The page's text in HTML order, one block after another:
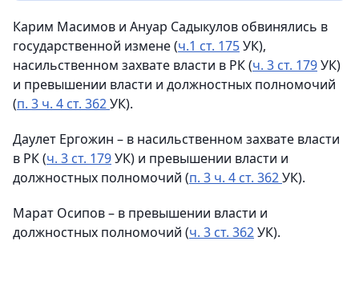
Карим Масимов и Ануар Садыкулов обвинялись в
государственной измене (ч.1 ст. 175УК),
насильственном захвате власти в РК (ч. 3 ст. 179УК)
и превышении власти и должностных полномочий
(п. 3 ч. 4 ст. 362УК).
Даулет Ергожин – в насильственном захвате власти
в РК (ч. 3 ст. 179УК) и превышении власти и
должностных полномочий (п. 3 ч. 4 ст. 362УК).
Марат Осипов – в превышении власти и
должностных полномочий (ч. 3 ст. 362УК).